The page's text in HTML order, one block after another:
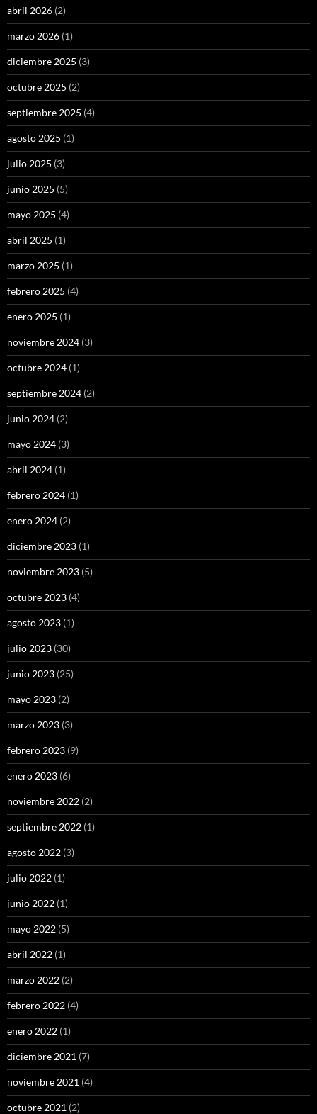
abril 2026 (2)
marzo 2026 (1)
diciembre 2025 (3)
octubre 2025 (2)
septiembre 2025 (4)
agosto 2025 (1)
julio 2025 (3)
junio 2025 (5)
mayo 2025 (4)
abril 2025 (1)
marzo 2025 (1)
febrero 2025 (4)
enero 2025 (1)
noviembre 2024 (3)
octubre 2024 (1)
septiembre 2024 (2)
junio 2024 (2)
mayo 2024 (3)
abril 2024 (1)
febrero 2024 (1)
enero 2024 (2)
diciembre 2023 (1)
noviembre 2023 (5)
octubre 2023 (4)
agosto 2023 (1)
julio 2023 (30)
junio 2023 (25)
mayo 2023 (2)
marzo 2023 (3)
febrero 2023 (9)
enero 2023 (6)
noviembre 2022 (2)
septiembre 2022 (1)
agosto 2022 (3)
julio 2022 (1)
junio 2022 (1)
mayo 2022 (5)
abril 2022 (1)
marzo 2022 (2)
febrero 2022 (4)
enero 2022 (1)
diciembre 2021 (7)
noviembre 2021 (4)
octubre 2021 (2)